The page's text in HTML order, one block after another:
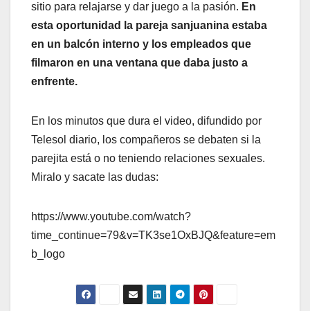
sitio para relajarse y dar juego a la pasión. En
esta oportunidad la pareja sanjuanina estaba
en un balcón interno y los empleados que
filmaron en una ventana que daba justo a
enfrente.
En los minutos que dura el video, difundido por
Telesol diario, los compañeros se debaten si la
parejita está o no teniendo relaciones sexuales.
Miralo y sacate las dudas:
https://www.youtube.com/watch?
time_continue=79&v=TK3se1OxBJQ&feature=em
b_logo